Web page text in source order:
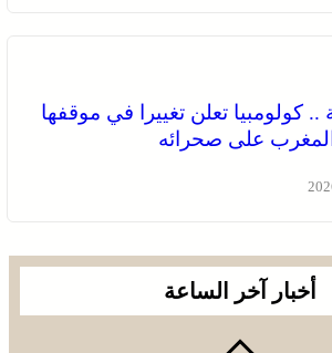
.. كولومبيا تعلن تغييرا في موقفها
على صحرائه
أخبار آخر الساعة
من أسرة جريدة “مملكتنا” إلى الأستاذ